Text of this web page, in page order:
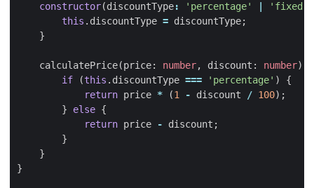
constructor(discountType: 'percentage' 'fixed'
this . discountType = discountType;
}
calculatePrice(price: number, discount : number)
if
(this . discountType === 'percentage' )
{
return price * (1 - discount / 100);
}
else {
return price - discount ;
}
}
}